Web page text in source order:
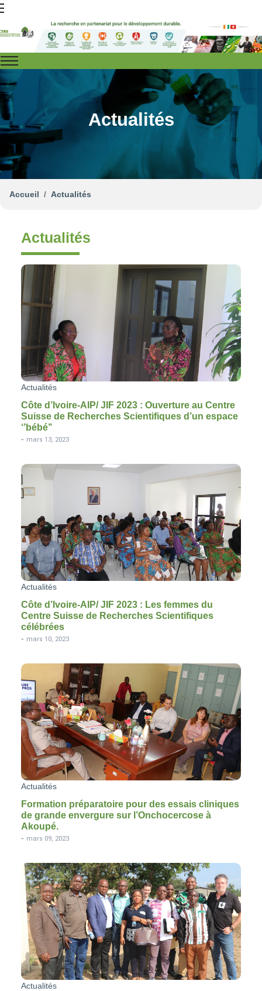
Actualités
Accueil Actualités
Actualités
Actualités
Côte d’Ivoire-AIP/ JIF 2023 : Ouverture au Centre
Suisse de Recherches Scientifiques d’un espace
‘’bébé’’
- mars 13, 2023
Actualités
Côte d’Ivoire-AIP/ JIF 2023 : Les femmes du
Centre Suisse de Recherches Scientifiques
célébrées
- mars 10, 2023
Actualités
Formation préparatoire pour des essais cliniques
de grande envergure sur l’Onchocercose à
Akoupé.
- mars 09, 2023
Actualités